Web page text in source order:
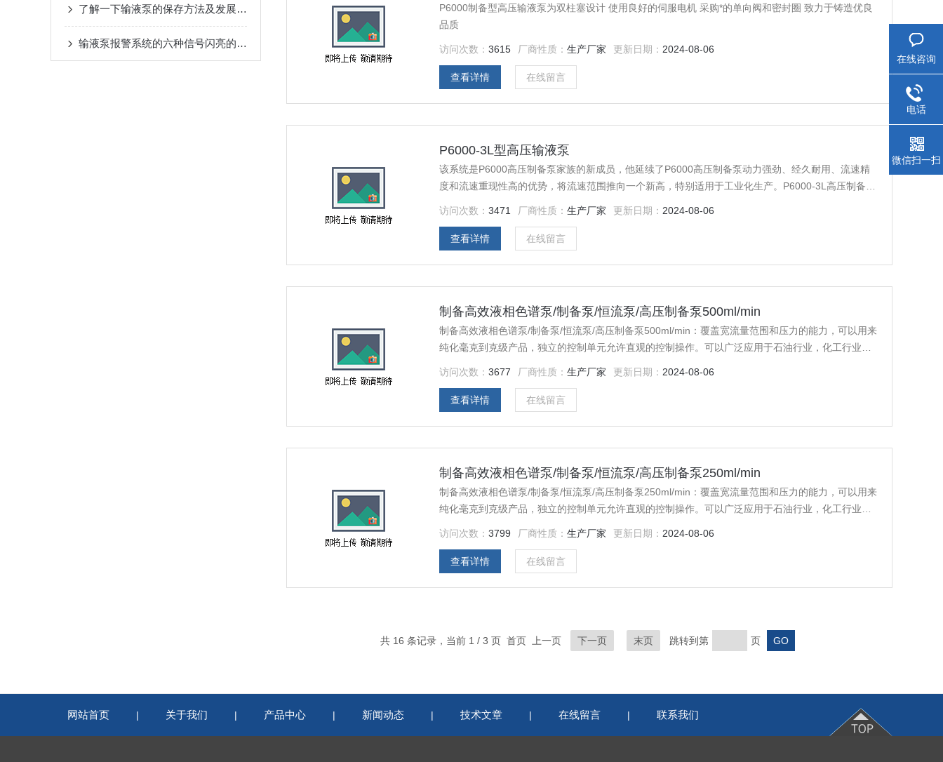
了解一下输液泵的保存方法及发展趋势吧
输液泵报警系统的六种信号闪亮的意义
P6000制备型高压输液泵为双柱塞设计 使用良好的伺服电机 采购*的单向阀和密封圈 致力于铸造优良
品质
访问次数：3615 厂商性质：生产厂家 更新日期： 2024-08-06
查看详情 在线留言
P6000-3L型高压输液泵
该系统是P6000高压制备泵家族的新成员，他延续了P6000高压制备泵动力强劲、经久耐用、流速精
度和流速重现性高的优势，将流速范围推向一个新高，特别适用于工业化生产。P6000-3L高压制备泵
访问次数：3471 厂商性质：生产厂家 更新日期： 2024-08-06
查看详情 在线留言
制备高效液相色谱泵/制备泵/恒流泵/高压制备泵500ml/min
制备高效液相色谱泵/制备泵/恒流泵/高压制备泵500ml/min：覆盖宽流量范围和压力的能力，可以用来
纯化毫克到克级产品，独立的控制单元允许直观的控制操作。可以广泛应用于石油行业，化工行业，
访问次数：3677 厂商性质：生产厂家 更新日期： 2024-08-06
查看详情 在线留言
制备高效液相色谱泵/制备泵/恒流泵/高压制备泵250ml/min
制备高效液相色谱泵/制备泵/恒流泵/高压制备泵250ml/min：覆盖宽流量范围和压力的能力，可以用来
纯化毫克到克级产品，独立的控制单元允许直观的控制操作。可以广泛应用于石油行业，化工行业，
访问次数：3799 厂商性质：生产厂家 更新日期： 2024-08-06
查看详情 在线留言
共 16 条记录，当前 1 / 3 页 首页 上一页 下一页 末页 跳转到第 页
网站首页 | 关于我们 | 产品中心 | 新闻动态 | 技术文章 | 在线留言 | 联系我们
在线咨询
电话
微信扫一扫